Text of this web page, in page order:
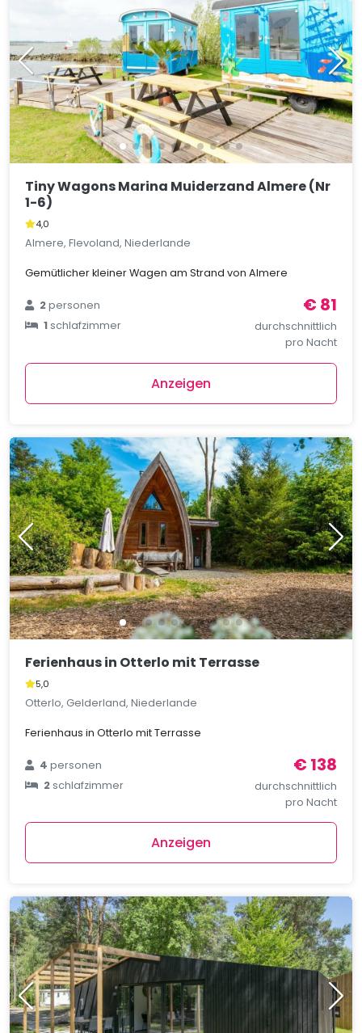
Tiny Wagons Marina Muiderzand Almere (Nr
1-6)
4,0
Almere, Flevoland, Niederlande
Gemütlicher kleiner Wagen am Strand von Almere
2personen
1schlafzimmer
€ 81
durchschnittlich
pro Nacht
Anzeigen
Ferienhaus in Otterlo mit Terrasse
5,0
Otterlo, Gelderland, Niederlande
Ferienhaus in Otterlo mit Terrasse
4personen
2schlafzimmer
€ 138
durchschnittlich
pro Nacht
Anzeigen